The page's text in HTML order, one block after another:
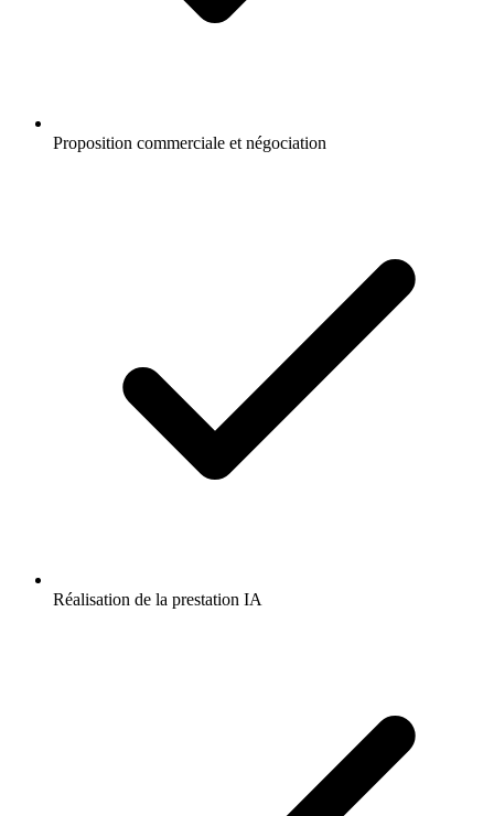
Proposition commerciale et négociation
Réalisation de la prestation IA